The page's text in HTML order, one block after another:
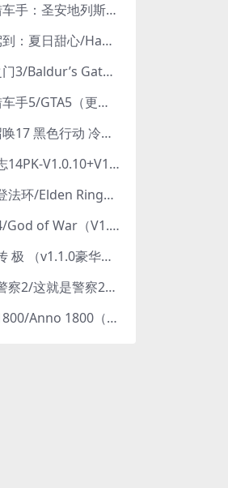
侠盗猎车手：圣安地列斯重制版/Grand Theft Auto: San Andreas – The Definitive Edition（更新v1.113.49697469）
女神驾到：夏日甜心/Happy Together（模拟器版-升级豪华终极珍藏版+全DLC）
博德之门3/Baldur’s Gate 3（更新v4.1.1.7209685）
侠盗猎车手5/GTA5（更新v1.70纯净版-内置修改器+通关存档）
使命召唤17 黑色行动 冷战V1.34 全DLC 官方中文版COD17
三国志14PK-V1.0.10+V1.0.25-威力加强豪华版（武将面容套装-全DLC+季票+特典+中文语音+编辑修改器）
艾尔登法环/Elden Ring（更新v1.14 ）
战神4/God of War（V1.0.13-斗战狂神-奎爷的裁决+全DLC）
讨鬼传 极 （v1.1.0豪华版）
这是警察2/这就是警察2/This is Police
纪元1800/Anno 1800（豪华版全DLCv9.2.972600）